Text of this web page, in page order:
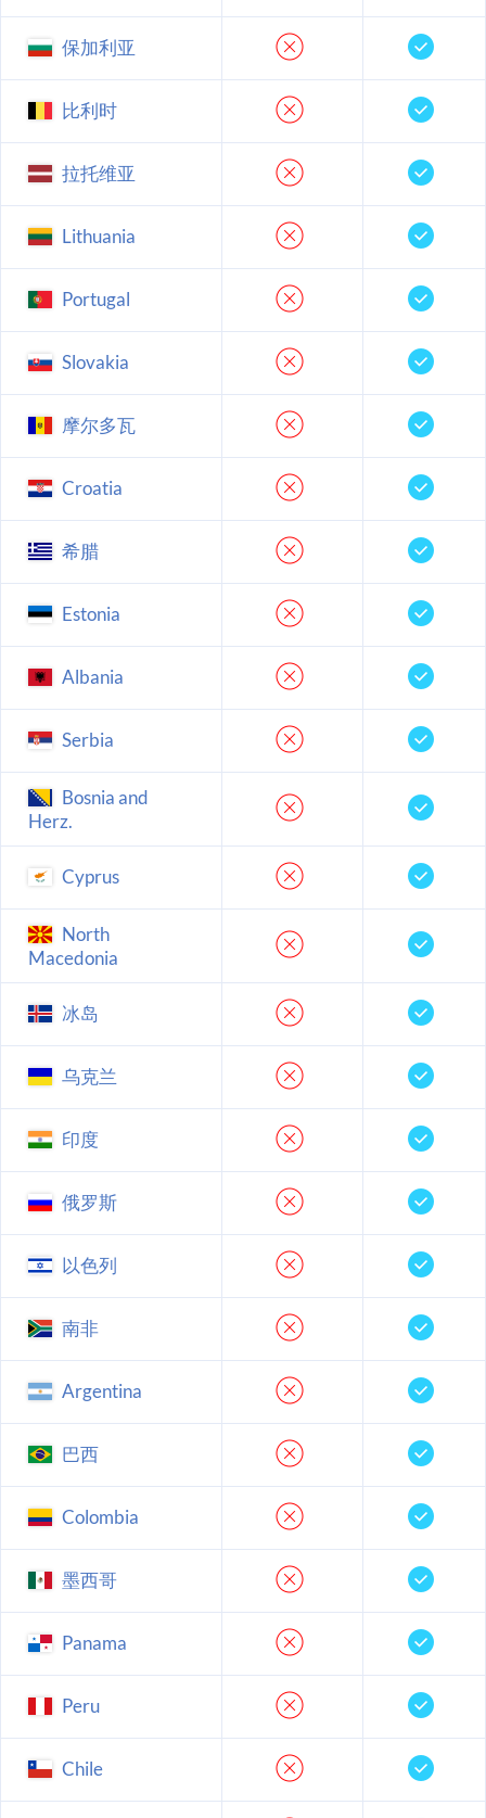
保加利亚
比利时
拉托维亚
Lithuania
Portugal
Slovakia
摩尔多瓦
Croatia
希腊
Estonia
Albania
Serbia
Bosnia and
Herz.
Cyprus
North
Macedonia
冰岛
乌克兰
印度
俄罗斯
以色列
南非
Argentina
巴西
Colombia
墨西哥
Panama
Peru
Chile